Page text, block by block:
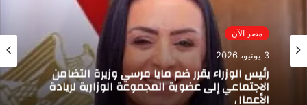
مصر الآن
3 يونيو، 2026
رئيس الوزراء يقرر ضم مايا مرسي وزيرة التضامن
الاجتماعي إلى عضوية المجموعة الوزارية لريادة
الأعمال